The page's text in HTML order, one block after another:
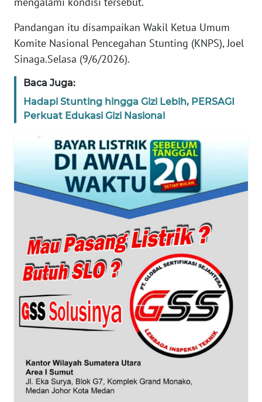
Pandangan itu disampaikan Wakil Ketua Umum
Komite Nasional Pencegahan Stunting (KNPS), Joel
Sinaga.Selasa (9/6/2026).
Baca Juga:
Hadapi Stunting hingga Gizi Lebih, PERSAGI
Perkuat Edukasi Gizi Nasional
Regional
SUMUT
WN
JABAR
WN
KEPRI
WN
PAPUA
BARAT
WN